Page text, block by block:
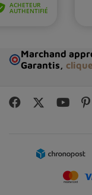
Marchand
Garantis,